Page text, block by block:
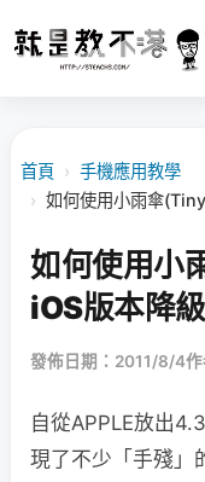
首頁 › 手機應用教學
› 如何使用小雨傘
如何使用小
iOS版本降
發佈日期：2011/8/4作
自從APPLE放出
現了不少「手殘」